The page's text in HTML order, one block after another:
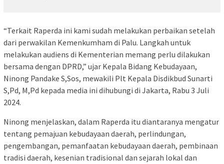
“Terkait Raperda ini kami sudah melakukan perbaikan setelah
dari perwakilan Kemenkumham di Palu. Langkah untuk
melakukan audiens di Kementerian memang perlu dilakukan
bersama dengan DPRD,” ujar Kepala Bidang Kebudayaan,
Ninong Pandake S,Sos, mewakili Plt Kepala Disdikbud Sunarti
S,Pd, M,Pd kepada media ini dihubungi di Jakarta, Rabu 3 Juli
2024.
Ninong menjelaskan, dalam Raperda itu diantaranya mengatur
tentang pemajuan kebudayaan daerah, perlindungan,
pengembangan, pemanfaatan kebudayaan daerah, pembinaan
tradisi daerah, kesenian tradisional dan sejarah lokal dan